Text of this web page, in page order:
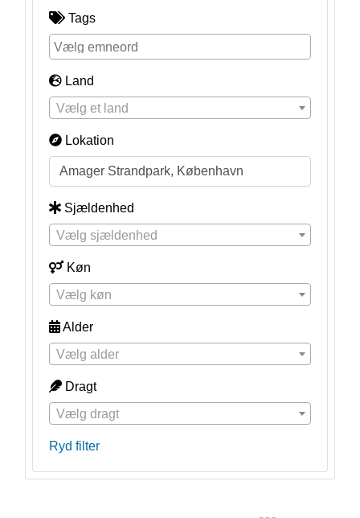
Tags
Land
Vælg et land
Lokation
Sjældenhed
Vælg sjældenhed
Køn
Vælg køn
Alder
Vælg alder
Dragt
Vælg dragt
Ryd filter